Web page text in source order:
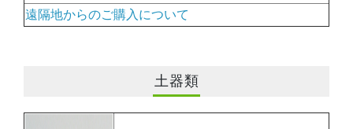
遠隔地からのご購入について
土器類